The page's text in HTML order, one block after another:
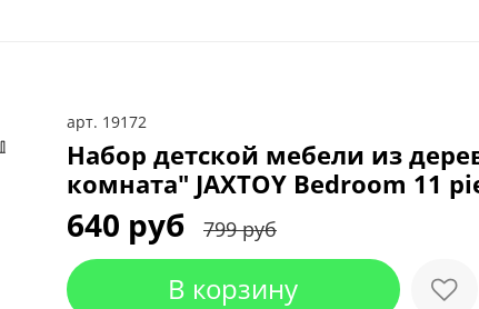
арт. 19172
Набор детской мебели из
комната" JAXTOY Bedroom 11
640 руб 799 руб
В корзину